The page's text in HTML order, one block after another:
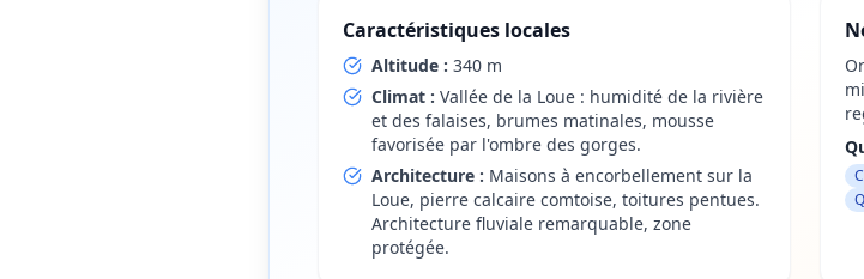
Caractéristiques locales
Altitude : 340 m
Climat : Vallée de la Loue : humidité de la rivière
et des falaises, brumes matinales, mousse
favorisée par l'ombre des gorges.
Architecture : Maisons à encorbellement sur la
Loue, pierre calcaire comtoise, toitures pentues.
Architecture fluviale remarquable, zone
protégée.